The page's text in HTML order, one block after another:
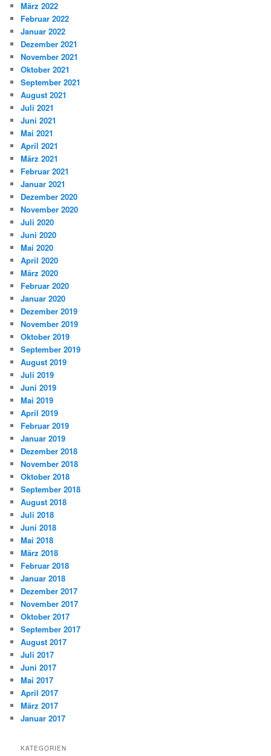
März 2022
Februar 2022
Januar 2022
Dezember 2021
November 2021
Oktober 2021
September 2021
August 2021
Juli 2021
Juni 2021
Mai 2021
April 2021
März 2021
Februar 2021
Januar 2021
Dezember 2020
November 2020
Juli 2020
Juni 2020
Mai 2020
April 2020
März 2020
Februar 2020
Januar 2020
Dezember 2019
November 2019
Oktober 2019
September 2019
August 2019
Juli 2019
Juni 2019
Mai 2019
April 2019
Februar 2019
Januar 2019
Dezember 2018
November 2018
Oktober 2018
September 2018
August 2018
Juli 2018
Juni 2018
Mai 2018
März 2018
Februar 2018
Januar 2018
Dezember 2017
November 2017
Oktober 2017
September 2017
August 2017
Juli 2017
Juni 2017
Mai 2017
April 2017
März 2017
Januar 2017
KATEGORIEN